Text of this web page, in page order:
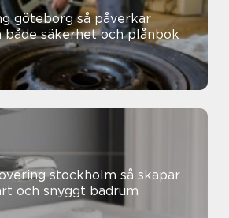
så påverkar
både säkerhet och plånbok
stockholm så skapar
och snyggt badrum